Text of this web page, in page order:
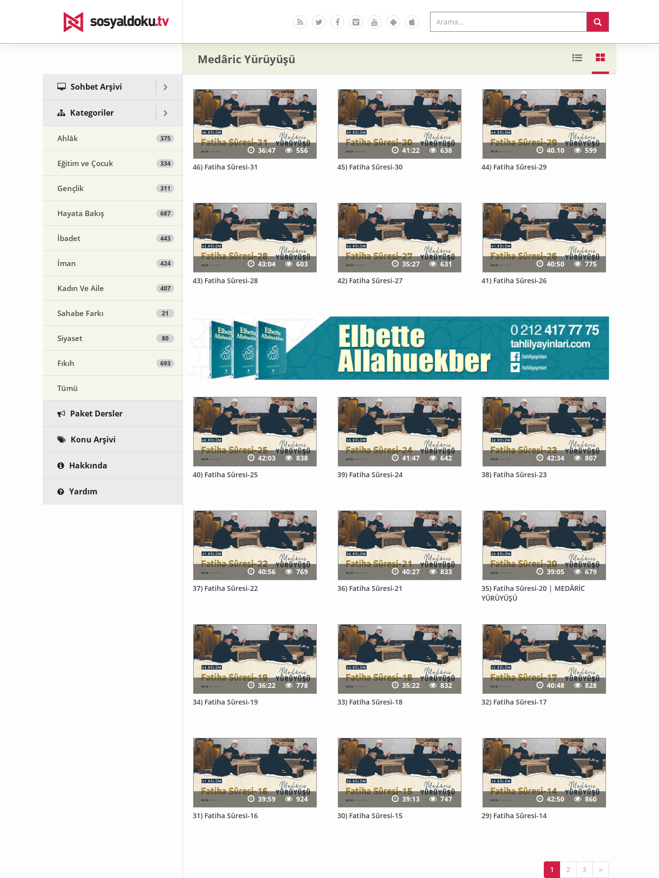
Sohbet Arşivi
Kategoriler
Ahlâk 375
Eğitim ve Çocuk 334
Gençlik 311
Hayata Bakış 687
İbadet 443
İman 424
Kadın Ve Aile 407
Sahabe Farkı 21
Siyaset 80
Fıkıh 693
Tümü
Paket Dersler
Konu Arşivi
Hakkında
Yardım
Medâric Yürüyüşü
46) Fatiha Sûresi-31
36:47
556
45) Fatiha Sûresi-30
41:22
638
44) Fatiha Sûresi-29
40.10 599
43) Fatiha Sûresi-28
43:04
603
42) Fatiha Sûresi-27
35:27
631
41) Fatiha Sûresi-26
40:50 775
40) Fatiha Sûresi-25
42:03
838
39) Fatiha Sûresi-24
41:47
642
38) Fatiha Sûresi-23
42:34 807
37) Fatiha Sûresi-22
40:56
769
36) Fatiha Sûresi-21
40:27
833
35) Fatiha Sûresi-20 | MEDÂRİC
YÜRÜYÜŞÜ
39:05 679
34) Fatiha Sûresi-19
36:22
778
33) Fatiha Sûresi-18
35:22
832
32) Fatiha Sûresi-17
40:48 828
31) Fatiha Sûresi-16
39:59
924
30) Fatiha Sûresi-15
39:13
747
29) Fatiha Sûresi-14
42:50 860
1 2 3 »